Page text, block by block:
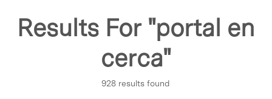
Results For "portal en
cerca"
928 results found